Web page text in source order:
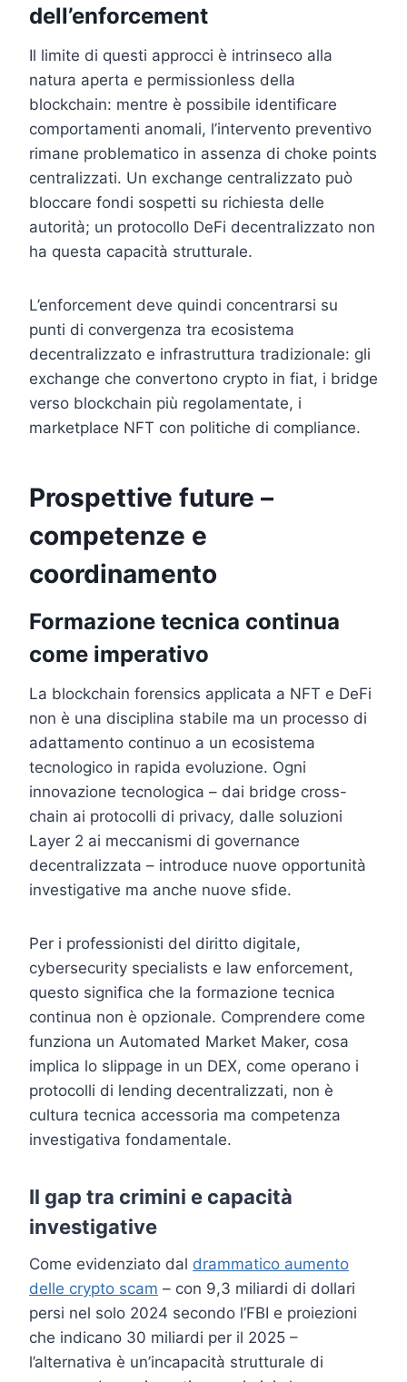
dell’enforcement
Il limite di questi approcci è intrinseco alla
natura aperta e permissionless della
blockchain: mentre è possibile identificare
comportamenti anomali, l’intervento preventivo
rimane problematico in assenza di choke points
centralizzati. Un exchange centralizzato può
bloccare fondi sospetti su richiesta delle
autorità; un protocollo DeFi decentralizzato non
ha questa capacità strutturale.
L’enforcement deve quindi concentrarsi su
punti di convergenza tra ecosistema
decentralizzato e infrastruttura tradizionale: gli
exchange che convertono crypto in fiat, i bridge
verso blockchain più regolamentate, i
marketplace NFT con politiche di compliance.
Prospettive future –
competenze e
coordinamento
Formazione tecnica continua
come imperativo
La blockchain forensics applicata a NFT e DeFi
non è una disciplina stabile ma un processo di
adattamento continuo a un ecosistema
tecnologico in rapida evoluzione. Ogni
innovazione tecnologica – dai bridge cross-
chain ai protocolli di privacy, dalle soluzioni
Layer 2 ai meccanismi di governance
decentralizzata – introduce nuove opportunità
investigative ma anche nuove sfide.
Per i professionisti del diritto digitale,
cybersecurity specialists e law enforcement,
questo significa che la formazione tecnica
continua non è opzionale. Comprendere come
funziona un Automated Market Maker, cosa
implica lo slippage in un DEX, come operano i
protocolli di lending decentralizzati, non è
cultura tecnica accessoria ma competenza
investigativa fondamentale.
Il gap tra crimini e capacità
investigative
Come evidenziato dal drammatico aumento
delle crypto scam – con 9,3 miliardi di dollari
persi nel solo 2024 secondo l’FBI e proiezioni
che indicano 30 miliardi per il 2025 –
l’alternativa è un’incapacità strutturale di